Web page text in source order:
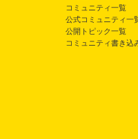
コミュニティ一覧
公式コミュニティ一
公開トピック一覧
コミュニティ書き込